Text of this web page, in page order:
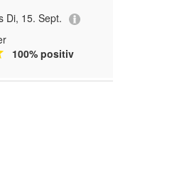
Di, 15. Sept.
100% positiv